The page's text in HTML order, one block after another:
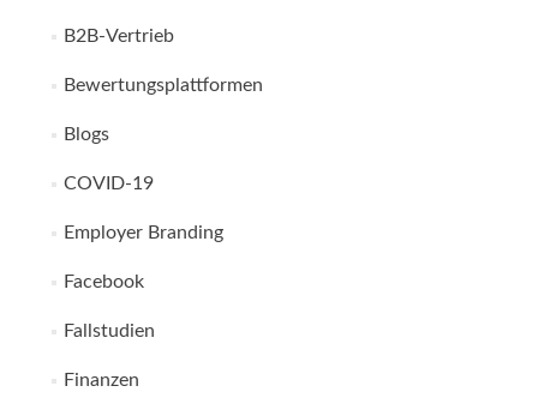
B2B-Vertrieb
Bewertungsplattformen
Blogs
COVID-19
Employer Branding
Facebook
Fallstudien
Finanzen